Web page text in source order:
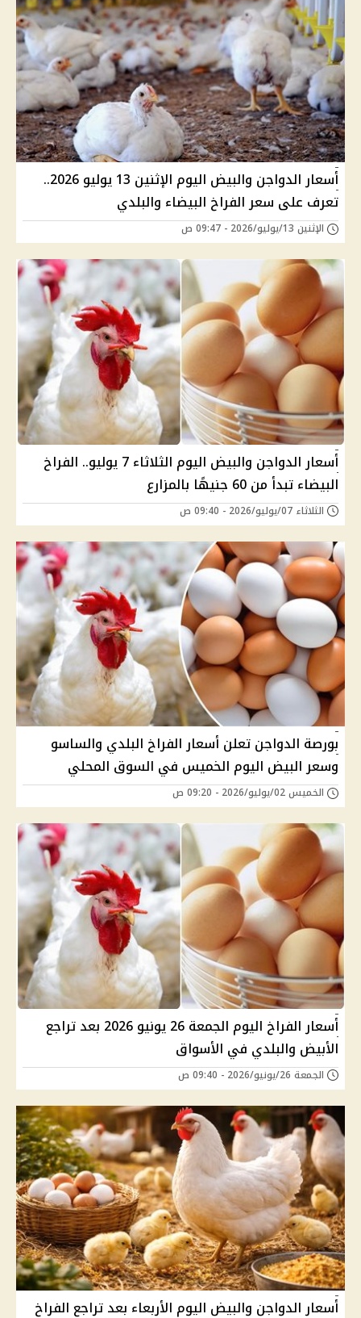
أسعار الدواجن والبيض اليوم الإثنين 13 يوليو 2026..
تعرف على سعر الفراخ البيضاء والبلدي
الإثنين 13/يوليو/2026 - 09:47 ص
أسعار الدواجن والبيض اليوم الثلاثاء 7 يوليو.. الفراخ
البيضاء تبدأ من 60 جنيهًا بالمزارع
الثلاثاء 07/يوليو/2026 - 09:40 ص
بورصة الدواجن تعلن أسعار الفراخ البلدي والساسو
وسعر البيض اليوم الخميس في السوق المحلي
الخميس 02/يوليو/2026 - 09:20 ص
أسعار الفراخ اليوم الجمعة 26 يونيو 2026 بعد تراجع
الأبيض والبلدي في الأسواق
الجمعة 26/يونيو/2026 - 09:40 ص
أسعار الدواجن والبيض اليوم الأربعاء بعد تراجع الفراخ